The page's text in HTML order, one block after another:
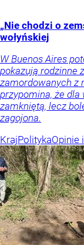
„Nie chodzi o
wołyńskiej
W Buenos Aires
pokazują rodzinne
zamordowanych z
przypomina, że dla
zamkniętą, lecz
zagojona.
KrajPolitykaOpinie